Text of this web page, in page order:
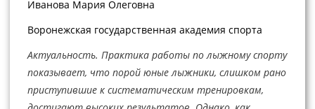
Иванова Мария Олеговна
Воронежская государственная академия спорта
Актуальность. Практика работы по лыжному спорту
показывает, что порой юные лыжники, слишком рано
приступившие к систематическим тренировкам,